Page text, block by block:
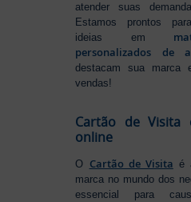
atender suas
Estamos prontos
ideias em
personalizados de
destacam sua marca
vendas!
Cartão de Visita
online
O Cartão de Visita é
marca no mundo dos
essencial para